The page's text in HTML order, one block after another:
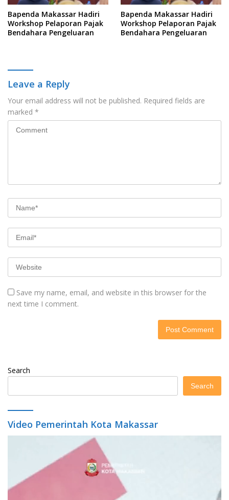
Bapenda Makassar Hadiri
Workshop Pelaporan Pajak
Bendahara Pengeluaran
Bapenda Makassar Hadiri
Workshop Pelaporan Pajak
Bendahara Pengeluaran
Leave a Reply
Your email address will not be published. Required fields are
marked *
Save my name, email, and website in this browser for the
next time I comment.
Search
Search
Video Pemerintah Kota Makassar